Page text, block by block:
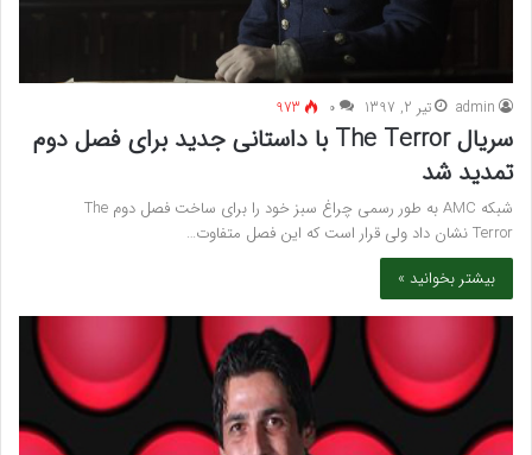
admin تیر 2, 1397 ۰ 973
سریال The Terror با داستانی جدید برای فصل دوم
تمدید شد
شبکه AMC به طور رسمی چراغ سبز خود را برای ساخت فصل دوم The
Terror نشان داد ولی قرار است که این فصل متفاوت…
بیشتر بخوانید »